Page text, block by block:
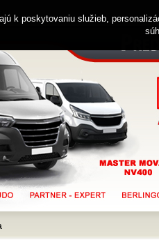
k poskytovaniu služieb,